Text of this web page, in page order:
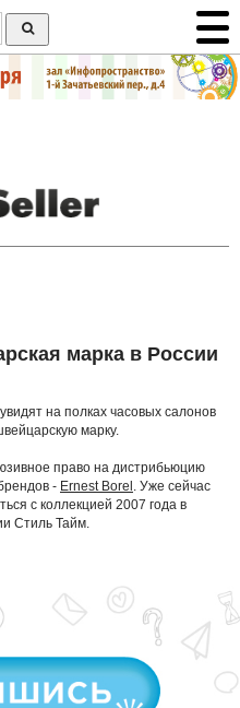
марка в России
на полках часовых салонов
марку.
право на дистрибьюцию
- Ernest Borel . Уже сейчас
с коллекцией 2007 года в
Стиль Тайм.